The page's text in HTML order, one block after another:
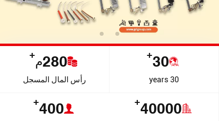
30
+
30 years
280م+
رأس المال المسجل
40000
+
400
+